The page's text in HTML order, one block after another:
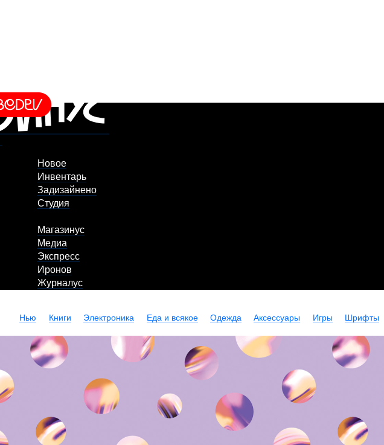
Новое
Инвентарь
Задизайнено
Студия
Магазинус
Медиа
Экспресс
Иронов
Журналус
Нью Книги Электроника Еда и всякое Одежда Аксессуары Игры Шрифты